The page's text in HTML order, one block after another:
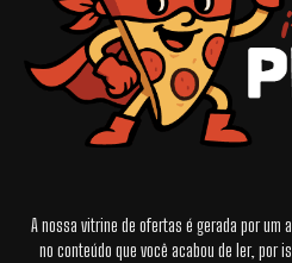
A nossa vitrine de ofertas é gerada por um
no conteúdo que você acabou de ler, por